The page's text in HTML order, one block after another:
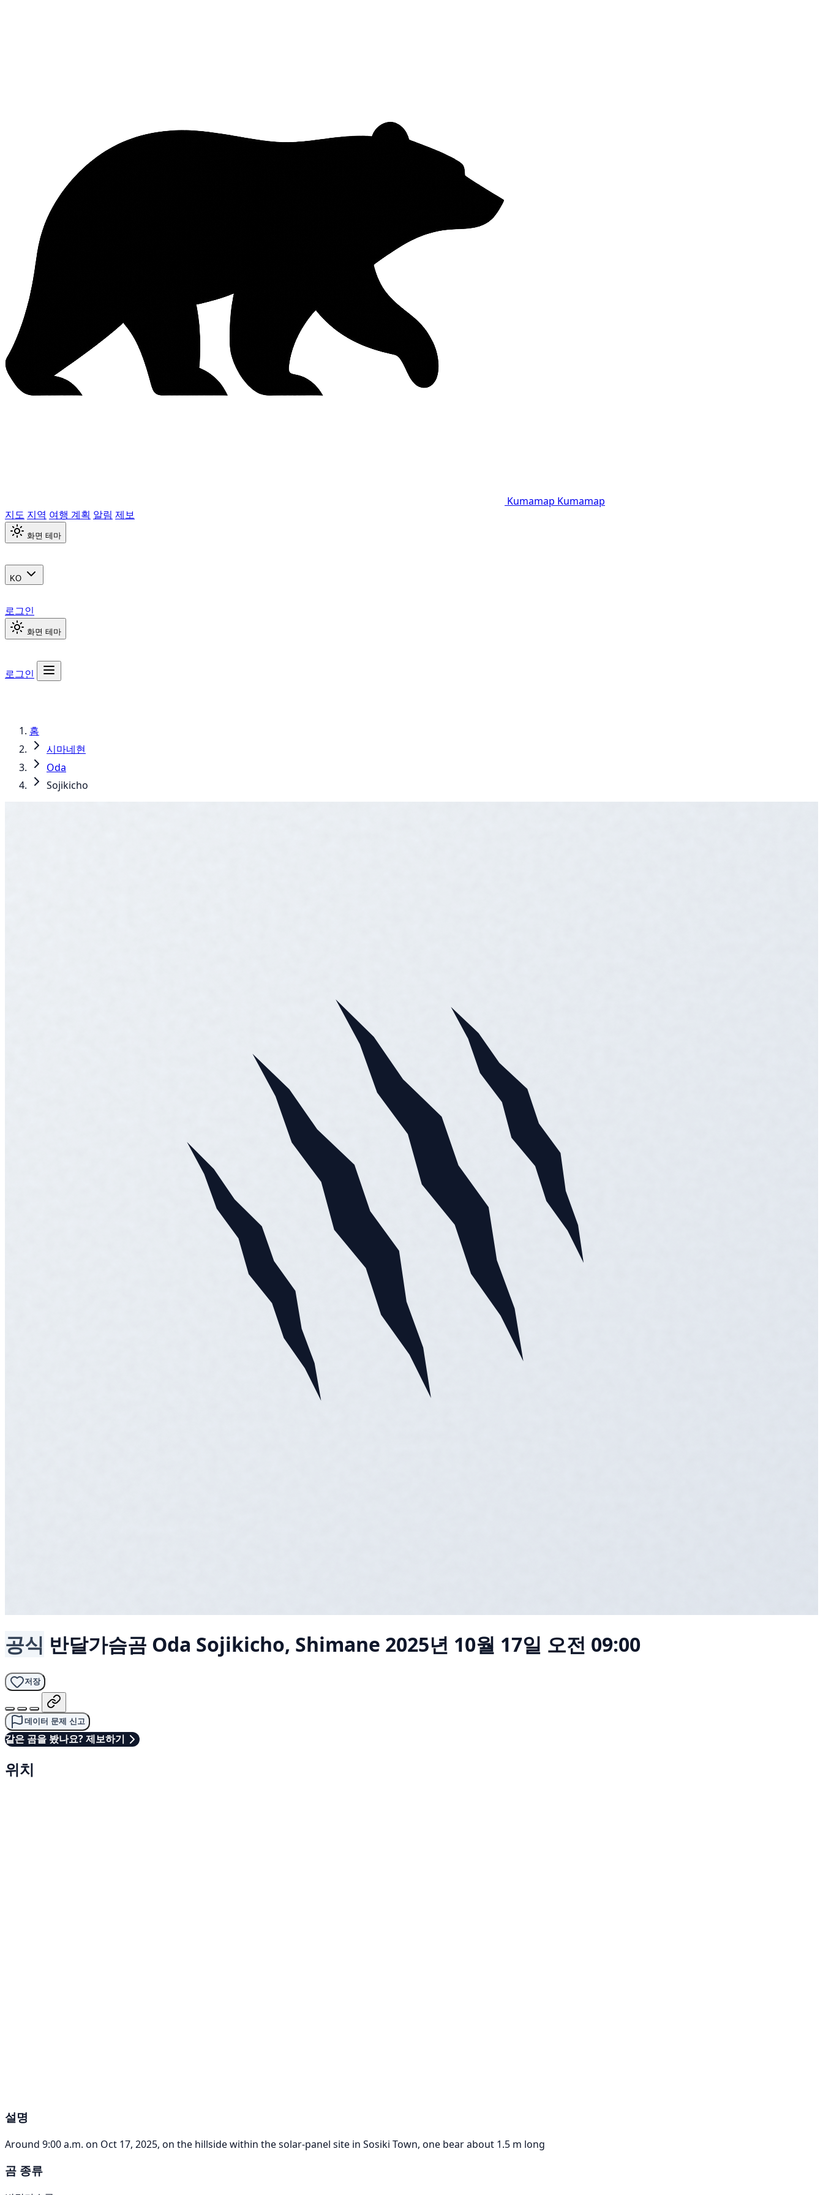
Kumamap Kumamap
지도 지역 여행 계획 알림 제보
화면 테마
KO
로그인
화면 테마
로그인
홈
시마네현
Oda
Sojikicho
공식 반달가슴곰 Oda Sojikicho, Shimane 2025년 10월 17일 오전 09:00
저장
데이터 문제 신고
같은 곰을 봤나요? 제보하기
위치
설명
Around 9:00 a.m. on Oct 17, 2025, on the hillside within the solar-panel site in Sosiki Town, one bear about 1.5 m long
곰 종류